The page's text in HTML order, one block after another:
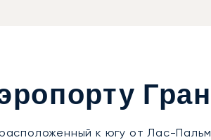
расположенный к югу от Лас-